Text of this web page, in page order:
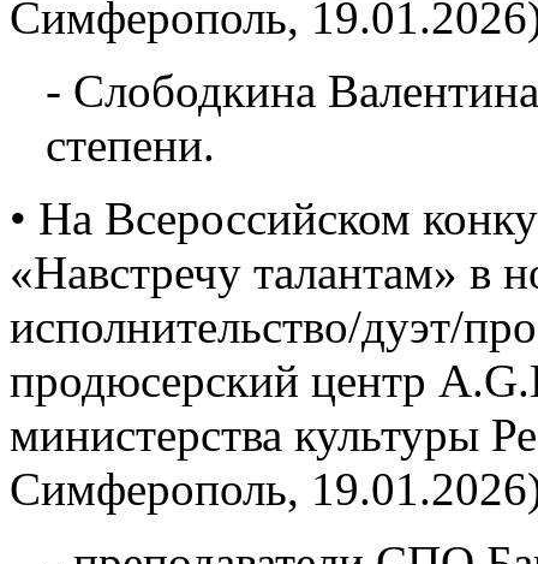
Симферополь,
- Слободкина
степени.
• На Всероссийском
«Навстречу талантам» в
исполнительство/дуэт/
продюсерский центр
министерства культуры
Симферополь,